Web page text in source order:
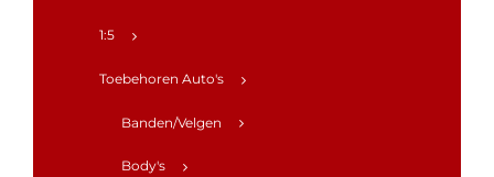
1:5
Toebehoren Auto's
Banden/Velgen
Body's